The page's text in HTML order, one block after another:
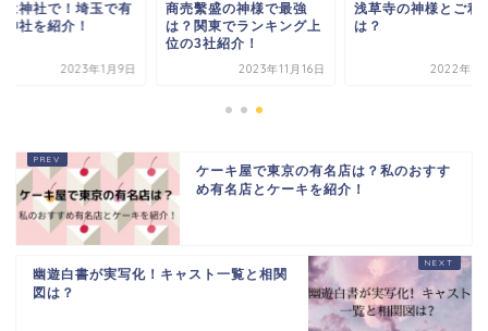
は神社で！埼玉で有
神社を紹介！
2023年1月9日
商売繫盛の神様で最強
は？関東でランキング上
位の3社紹介！
2023年11月16日
浅草寺の神様とご利
は？
2022年7
ケーキ屋で東京の有名店は？私のおすす
め有名店とケーキを紹介！
幽遊白書が実写化！キャスト一覧と相関
図は？